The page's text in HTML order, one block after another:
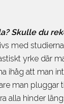
Skulle du
med
yrke där
ihåg att man
man
alla hinder